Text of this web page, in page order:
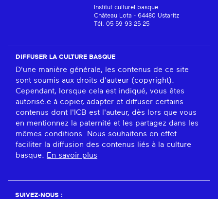
Institut culturel basque
Château Lota - 64480 Ustaritz
Tél. 05 59 93 25 25
DIFFUSER LA CULTURE BASQUE
D'une manière générale, les contenus de ce site
sont soumis aux droits d'auteur (copyright).
Cependant, lorsque cela est indiqué, vous êtes
autorisé.e à copier, adapter et diffuser certains
contenus dont l'ICB est l'auteur, dès lors que vous
en mentionnez la paternité et les partagez dans les
mêmes conditions. Nous souhaitons en effet
faciliter la diffusion des contenus liés à la culture
basque. En savoir plus
SUIVEZ-NOUS :